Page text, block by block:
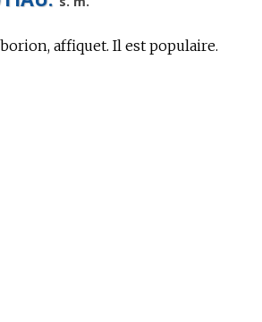
affiquet. Il est populaire.